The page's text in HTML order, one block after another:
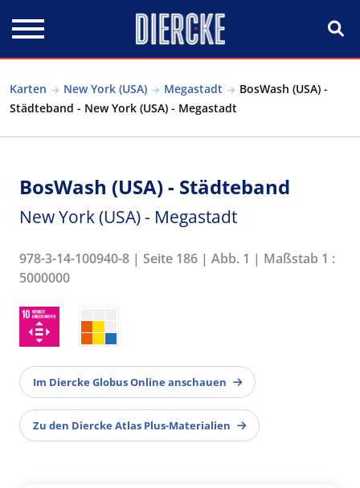
Karten New York (USA) Megastadt
BosWash (USA) -
Städteband - New York (USA) - Megastadt
BosWash (USA) - Städteband
New York (USA) - Megastadt
978-3-14-100940-8 | Seite 186 | Abb. 1 | Maßstab 1 :
5000000
Im Diercke Globus Online anschauen
Zu den Diercke Atlas Plus-Materialien